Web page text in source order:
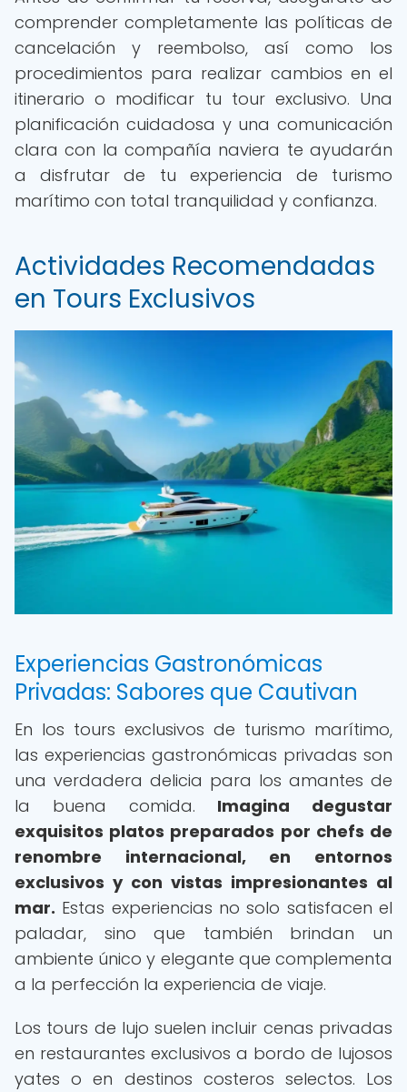
comprender completamente las políticas de
cancelación y reembolso, así como los
procedimientos para realizar cambios en el
itinerario o modificar tu tour exclusivo. Una
planificación cuidadosa y una comunicación
clara con la compañía naviera te ayudarán
a disfrutar de tu experiencia de turismo
marítimo con total tranquilidad y confianza.
Actividades Recomendadas
en Tours Exclusivos
Experiencias Gastronómicas
Privadas: Sabores que Cautivan
En los tours exclusivos de turismo marítimo,
las experiencias gastronómicas privadas son
una verdadera delicia para los amantes de
la buena comida. Imagina degustar
exquisitos platos preparados por chefs de
renombre internacional, en entornos
exclusivos y con vistas impresionantes al
mar. Estas experiencias no solo satisfacen el
paladar, sino que también brindan un
ambiente único y elegante que complementa
a la perfección la experiencia de viaje.
Los tours de lujo suelen incluir cenas privadas
en restaurantes exclusivos a bordo de lujosos
yates o en destinos costeros selectos. Los